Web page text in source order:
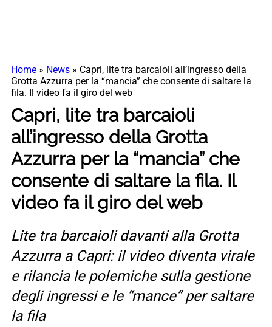
Home » News » Capri, lite tra barcaioli all’ingresso della
Grotta Azzurra per la “mancia” che consente di saltare la
fila. Il video fa il giro del web
Capri, lite tra barcaioli
all’ingresso della Grotta
Azzurra per la “mancia” che
consente di saltare la fila. Il
video fa il giro del web
Lite tra barcaioli davanti alla Grotta
Azzurra a Capri: il video diventa virale
e rilancia le polemiche sulla gestione
degli ingressi e le “mance” per saltare
la fila